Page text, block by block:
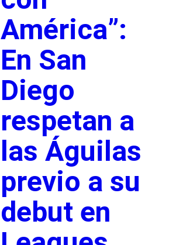
América”:
En San
Diego
respetan a
las Águilas
previo a su
debut en